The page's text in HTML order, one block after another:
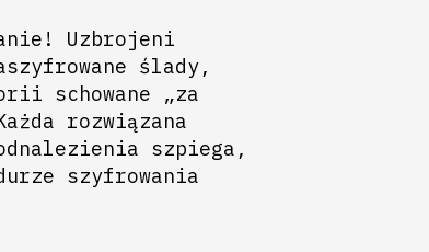
Uzbrojeni
ślady,
schowane „za
rozwiązana
szpiega,
szyfrowania